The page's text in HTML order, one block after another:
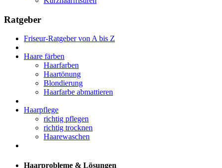
Ratgeber
Friseur-Ratgeber von A bis Z
Haare färben
Haarfarben
Haartönung
Blondierung
Haarfarbe abmattieren
Haarpflege
richtig pflegen
richtig trocknen
Haarewaschen
Haarprobleme & Lösungen